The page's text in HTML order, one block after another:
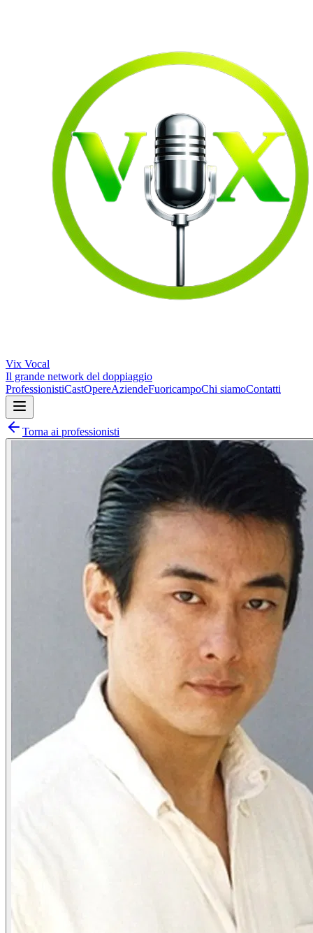
Vix Vocal
Il grande network del doppiaggio
ProfessionistiCastOpereAziendeFuoricampoChi siamoContatti
Torna ai professionisti